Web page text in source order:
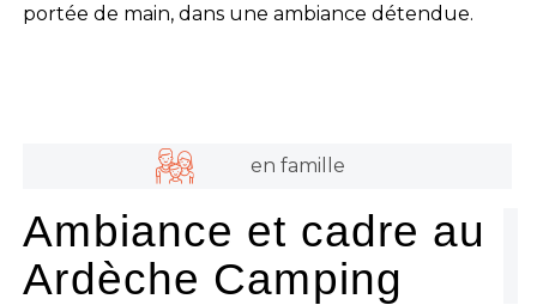
portée de main, dans une ambiance détendue.
en famille
Ambiance et cadre au
Ardèche Camping